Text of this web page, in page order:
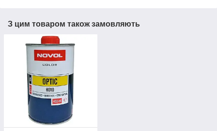
З цим товаром також замовляють